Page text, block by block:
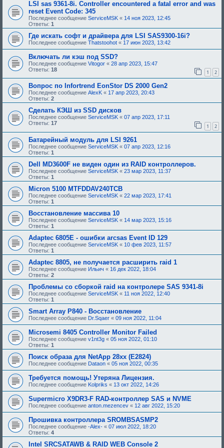
LSI sas 9361-8i. Controller encountered a fatal error and was
reset Event Code: 345
Последнее сообщение ServiceMSK « 14 ноя 2023, 12:45
Ответы: 1
Где искать софт и драйвера для LSI SAS9300-16i?
Последнее сообщение Thatstoohot « 17 июн 2023, 13:42
Включать ли кэш под SSD?
Последнее сообщение Vitogor « 28 апр 2023, 15:47
Ответы: 18 1 2
Вопрос по Infortrend EonStor DS 2000 Gen2
Последнее сообщение AlexK « 17 апр 2023, 20:43
Ответы: 2
Сделать КЭШ из SSD дисков
Последнее сообщение ServiceMSK « 07 апр 2023, 17:11
Ответы: 17 1 2
Батарейный модуль для LSI 9261
Последнее сообщение ServiceMSK « 07 апр 2023, 12:16
Ответы: 1
Dell MD3600F не виден один из RAID контроллеров.
Последнее сообщение ServiceMSK « 23 мар 2023, 11:37
Ответы: 1
Micron 5100 MTFDDAV240TCB
Последнее сообщение ServiceMSK « 22 мар 2023, 17:41
Ответы: 1
Восстановление массива 10
Последнее сообщение ServiceMSK « 14 мар 2023, 15:16
Ответы: 1
Adaptec 6805E - ошибки arcsas Event ID 129
Последнее сообщение ServiceMSK « 10 фев 2023, 11:57
Ответы: 1
Adaptec 8805, не получается расширить raid 1
Последнее сообщение Ильич « 16 дек 2022, 18:04
Ответы: 2
Проблемы со сборкой raid на контролере SAS 9341-8i
Последнее сообщение ServiceMSK « 11 ноя 2022, 12:40
Ответы: 1
Smart Array P840 - Восстановление
Последнее сообщение Dr.Sqaer « 09 ноя 2022, 11:04
Microsemi 8405 Controller Monitor Failed
Последнее сообщение v1nt3g « 05 ноя 2022, 01:10
Ответы: 1
Поиск образа для NetApp 28xx (E2824)
Последнее сообщение Dataon « 05 ноя 2022, 00:35
Требуется помощь! Утеряна Лицензия.
Последнее сообщение Kolpriks « 13 окт 2022, 14:26
Supermicro X9DR3-F RAD-контроллер SAS и NVME
Последнее сообщение anton.mezencev « 12 авг 2022, 15:20
Прошивка контроллера SROMBSASMP2
Последнее сообщение -Alex- « 07 июл 2022, 18:20
Ответы: 4
Intel SRCSATAWB & RAID WEB Console 2